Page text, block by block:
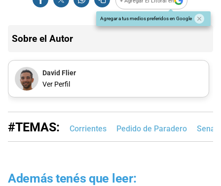
Agregar a tus medios preferidos en Google
Sobre el Autor
David Flier
Ver Perfil
#TEMAS: Corrientes Pedido de Paradero
Además tenés que leer: